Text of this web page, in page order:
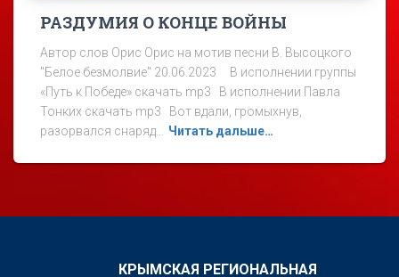
РАЗДУМИЯ О КОНЦЕ ВОЙНЫ
Автор слов Орис Орис на мотив песни В. Высоцкого
"Белое безмолвие" 20.06.2023 В исполнении группы
«Путь к Победе» скачать mp3 В исполнении Павла
Тонких скачать mp3 Вот вдали, громыхнув,
разорвался снаряд… Читать дальше…
КРЫМСКАЯ РЕГИОНАЛЬНАЯ